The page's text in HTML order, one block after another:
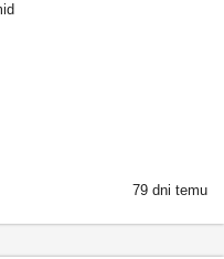
79 dni temu